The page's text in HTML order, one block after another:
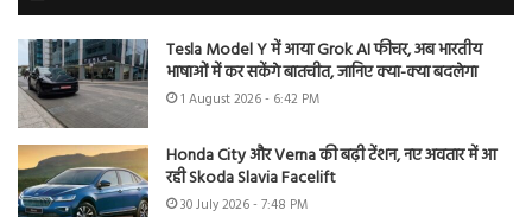
Tesla Model Y में आया Grok AI फीचर, अब भारतीय
भाषाओं में कर सकेंगे बातचीत, जानिए क्या-क्या बदलेगा
1 August 2026 - 6:42 PM
Honda City और Verna की बढ़ी टेंशन, नए अवतार में आ
रही Skoda Slavia Facelift
30 July 2026 - 7:48 PM